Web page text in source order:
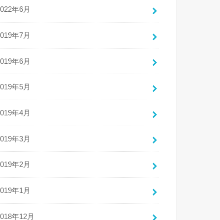
年6月
年7月
年6月
年5月
年4月
年3月
年2月
年1月
年12月